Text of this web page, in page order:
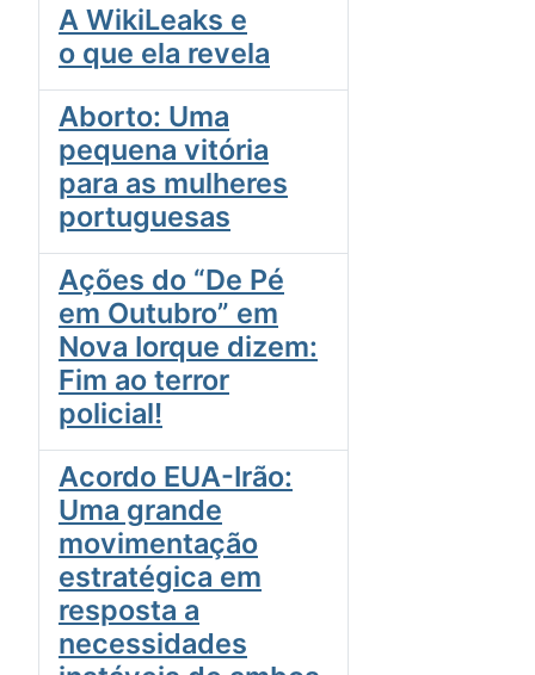
A WikiLeaks e
o que ela revela
Aborto: Uma
pequena vitória
para as mulheres
portuguesas
Ações do “De Pé
em Outubro” em
Nova Iorque dizem:
Fim ao terror
policial!
Acordo EUA-Irão:
Uma grande
movimentação
estratégica em
resposta a
necessidades